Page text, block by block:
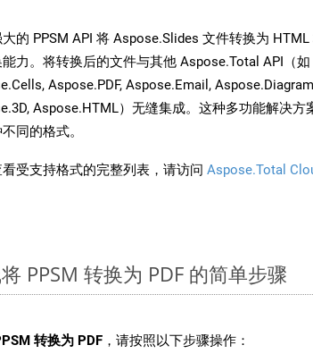
的 PPSM API 将 Aspose.Slides 文件转换为
力。将转换后的文件与其他 Aspose.Total API（
Aspose.PDF, Aspose.Email,
Aspose.HTML）无缝集成。这种多功能解决方
同的格式。
受支持格式的完整列表，请访问 Aspose.Total
PPSM 转换为 PDF 的简单步骤
转换为 PDF ，请按照以下步骤操作：